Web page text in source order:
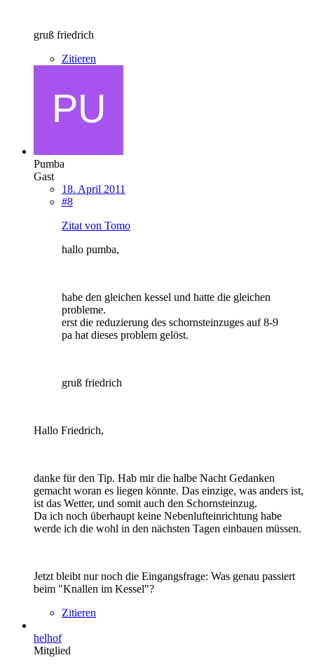
gruß friedrich
Zitieren
Pumba
Gast
18. April 2011
#8
Zitat von Tomo
hallo pumba,
habe den gleichen kessel und hatte die gleichen
probleme.
erst die reduzierung des schornsteinzuges auf 8-9
pa hat dieses problem gelöst.
gruß friedrich
Hallo Friedrich,
danke für den Tip. Hab mir die halbe Nacht Gedanken
gemacht woran es liegen könnte. Das einzige, was anders ist,
ist das Wetter, und somit auch den Schornsteinzug.
Da ich noch überhaupt keine Nebenlufteinrichtung habe
werde ich die wohl in den nächsten Tagen einbauen müssen.
Jetzt bleibt nur noch die Eingangsfrage: Was genau passiert
beim "Knallen im Kessel"?
Zitieren
helhof
Mitglied